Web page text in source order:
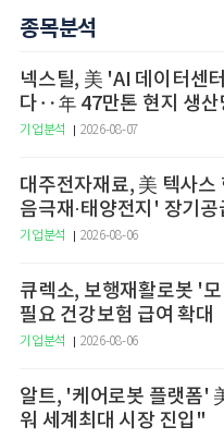
종목분석
넥스틸, 美 'AI 데이터센
다‥年 47만톤 현지 생산
기업분석 2026-08-07
대주전자재료, 美 텍사스
음극재·태양전지' 장기공
기업분석 2026-08-06
큐렉소, 보행재활로봇 '
필요 건강보험 급여 확대
기업분석 2026-08-06
알트, '케어로봇 플랫폼'
워 세계최대 시장 진입"